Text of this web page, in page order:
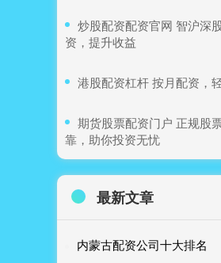
炒股配资配资官网 智沪深
资，提升收益
港股配资杠杆 按月配资，
期货股票配资门户 正规股
靠，助你投资无忧
最新文章
内蒙古配资公司十大排名